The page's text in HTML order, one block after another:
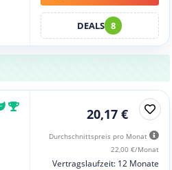
DEALS 8
20,17 €
Durchschnittspreis pro Monat
22,00 €/Monat
Vertragslaufzeit: 12 Monate